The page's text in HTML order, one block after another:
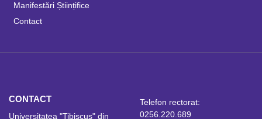
Manifestări Științifice
Contact
CONTACT
Universitatea "Tibiscus" din
Telefon rectorat:
0256.220.689